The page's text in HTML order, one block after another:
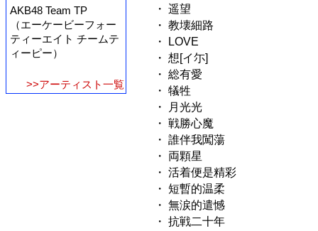
AKB48 Team TP
（エーケービーフォー
ティーエイト チームテ
ィーピー）
>>アーティスト一覧
・ 遥望
・ 教壊細路
・ LOVE
・ 想[イ尓]
・ 総有愛
・ 犠牲
・ 月光光
・ 戦勝心魔
・ 誰伴我闖蕩
・ 両顆星
・ 活着便是精彩
・ 短暫的温柔
・ 無涙的遣憾
・ 抗戦二十年